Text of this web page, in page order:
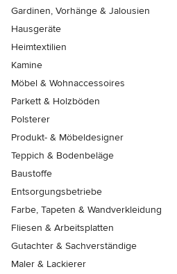
Gardinen, Vorhänge & Jalousien
Hausgeräte
Heimtextilien
Kamine
Möbel & Wohnaccessoires
Parkett & Holzböden
Polsterer
Produkt- & Möbeldesigner
Teppich & Bodenbeläge
Baustoffe
Entsorgungsbetriebe
Farbe, Tapeten & Wandverkleidung
Fliesen & Arbeitsplatten
Gutachter & Sachverständige
Maler & Lackierer